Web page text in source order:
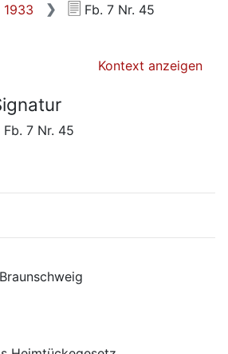
1933
Fb. 7 Nr. 45
Kontext anzeigen
Fb. 7 Nr. 45